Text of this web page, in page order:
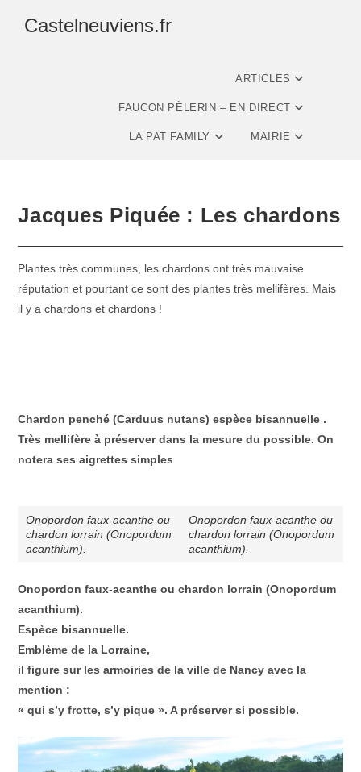
Castelneuviens.fr
ARTICLES
FAUCON PÈLERIN – EN DIRECT
LA PAT FAMILY MAIRIE
Jacques Piquée : Les chardons
Plantes très communes, les chardons ont très mauvaise
réputation et pourtant ce sont des plantes très mellifères. Mais
il y a chardons et chardons !
Chardon penché (Carduus nutans) espèce bisannuelle .
Très mellifère à préserver dans la mesure du possible. On
notera ses aigrettes simples
Onopordon faux-acanthe ou
chardon lorrain (Onopordum
acanthium).
Onopordon faux-acanthe ou
chardon lorrain (Onopordum
acanthium).
Onopordon faux-acanthe ou chardon lorrain (Onopordum
acanthium).
Espèce bisannuelle.
Emblème de la Lorraine,
il figure sur les armoiries de la ville de Nancy avec la
mention :
« qui s’y frotte, s’y pique ». A préserver si possible.